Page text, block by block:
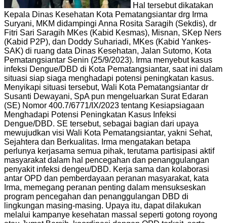
Hal tersebut dikatakan
Kepala Dinas Kesehatan Kota Pematangsiantar drg Irma
Suryani, MKM didampingi Anna Rosita Saragih (Sekdis), dr
Fitri Sari Saragih MKes (Kabid Kesmas), Misnan, SKep Ners
(Kabid P2P), dan Doddy Suhariadi, MKes (Kabid Yankes-
SAK) di ruang data Dinas Kesehatan, Jalan Sutomo, Kota
Pematangsiantar Senin (25/9/2023). Irma menyebut kasus
infeksi Dengue/DBD di Kota Pematangsiantar, saat ini dalam
situasi siap siaga menghadapi potensi peningkatan kasus.
Menyikapi situasi tersebut, Wali Kota Pematangsiantar dr
Susanti Dewayani, SpA pun mengeluarkan Surat Edaran
(SE) Nomor 400.7/6771/IX/2023 tentang Kesiapsiagaan
Menghadapi Potensi Peningkatan Kasus Infeksi
Dengue/DBD. SE tersebut, sebagai bagian dari upaya
mewujudkan visi Wali Kota Pematangsiantar, yakni Sehat,
Sejahtera dan Berkualitas. Irma mengatakan betapa
perlunya kerjasama semua pihak, terutama partisipasi aktif
masyarakat dalam hal pencegahan dan penanggulangan
penyakit infeksi dengeu/DBD. Kerja sama dan kolaborasi
antar OPD dan pemberdayaan peranan masyarakat, kata
Irma, memegang peranan penting dalam mensukseskan
program pencegahan dan penanggulangan DBD di
lingkungan masing-masing. Upaya itu, dapat dilakukan
melalui kampanye kesehatan massal seperti gotong royong